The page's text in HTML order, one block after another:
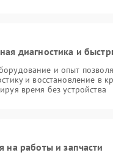
диагностика и
и опыт
и восстановление в
время без устройства
на работы и запчасти